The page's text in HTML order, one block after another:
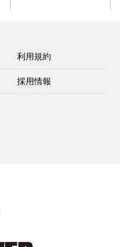
利用規約
採用情報